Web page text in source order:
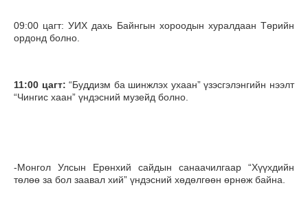
09:00 цагт: УИХ дахь Байнгын хороодын хуралдаан Төрийн
ордонд болно.
11:00 цагт: “Буддизм ба шинжлэх ухаан” үзэсгэлэнгийн нээлт
“Чингис хаан” үндэсний музейд болно.
-Монгол Улсын Ерөнхий сайдын санаачилгаар “Хүүхдийн
төлөө за бол заавал хий” үндэсний хөдөлгөөн өрнөж байна.